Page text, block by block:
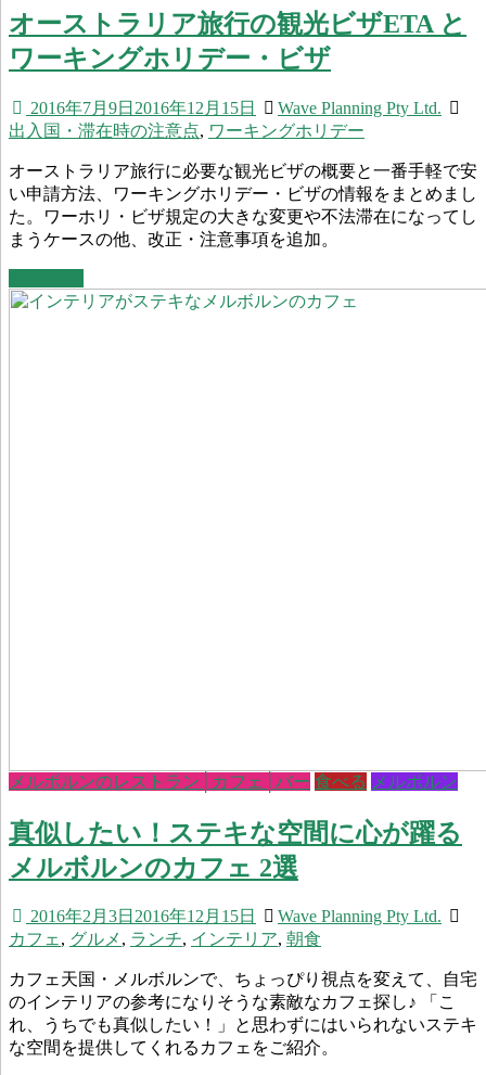
オーストラリア旅行の観光ビザETA と
ワーキングホリデー・ビザ
2016年7月9日 2016年12月15日
Wave Planning Pty Ltd.
出入国・滞在時の注意点, ワーキングホリデー
オーストラリア旅行に必要な観光ビザの概要と一番手軽で安
い申請方法、ワーキングホリデー・ビザの情報をまとめまし
た。ワーホリ・ビザ規定の大きな変更や不法滞在になってし
まうケースの他、改正・注意事項を追加。
メルボルンのレストラン│カフェ│バー 食べる メルボルン
真似したい！ステキな空間に心が躍る
メルボルンのカフェ 2選
2016年2月3日 2016年12月15日
Wave Planning Pty Ltd.
カフェ, グルメ , ランチ, インテリア, 朝食
カフェ天国・メルボルンで、ちょっぴり視点を変えて、自宅
のインテリアの参考になりそうな素敵なカフェ探し♪ 「こ
れ、うちでも真似したい！」と思わずにはいられないステキ
な空間を提供してくれるカフェをご紹介。